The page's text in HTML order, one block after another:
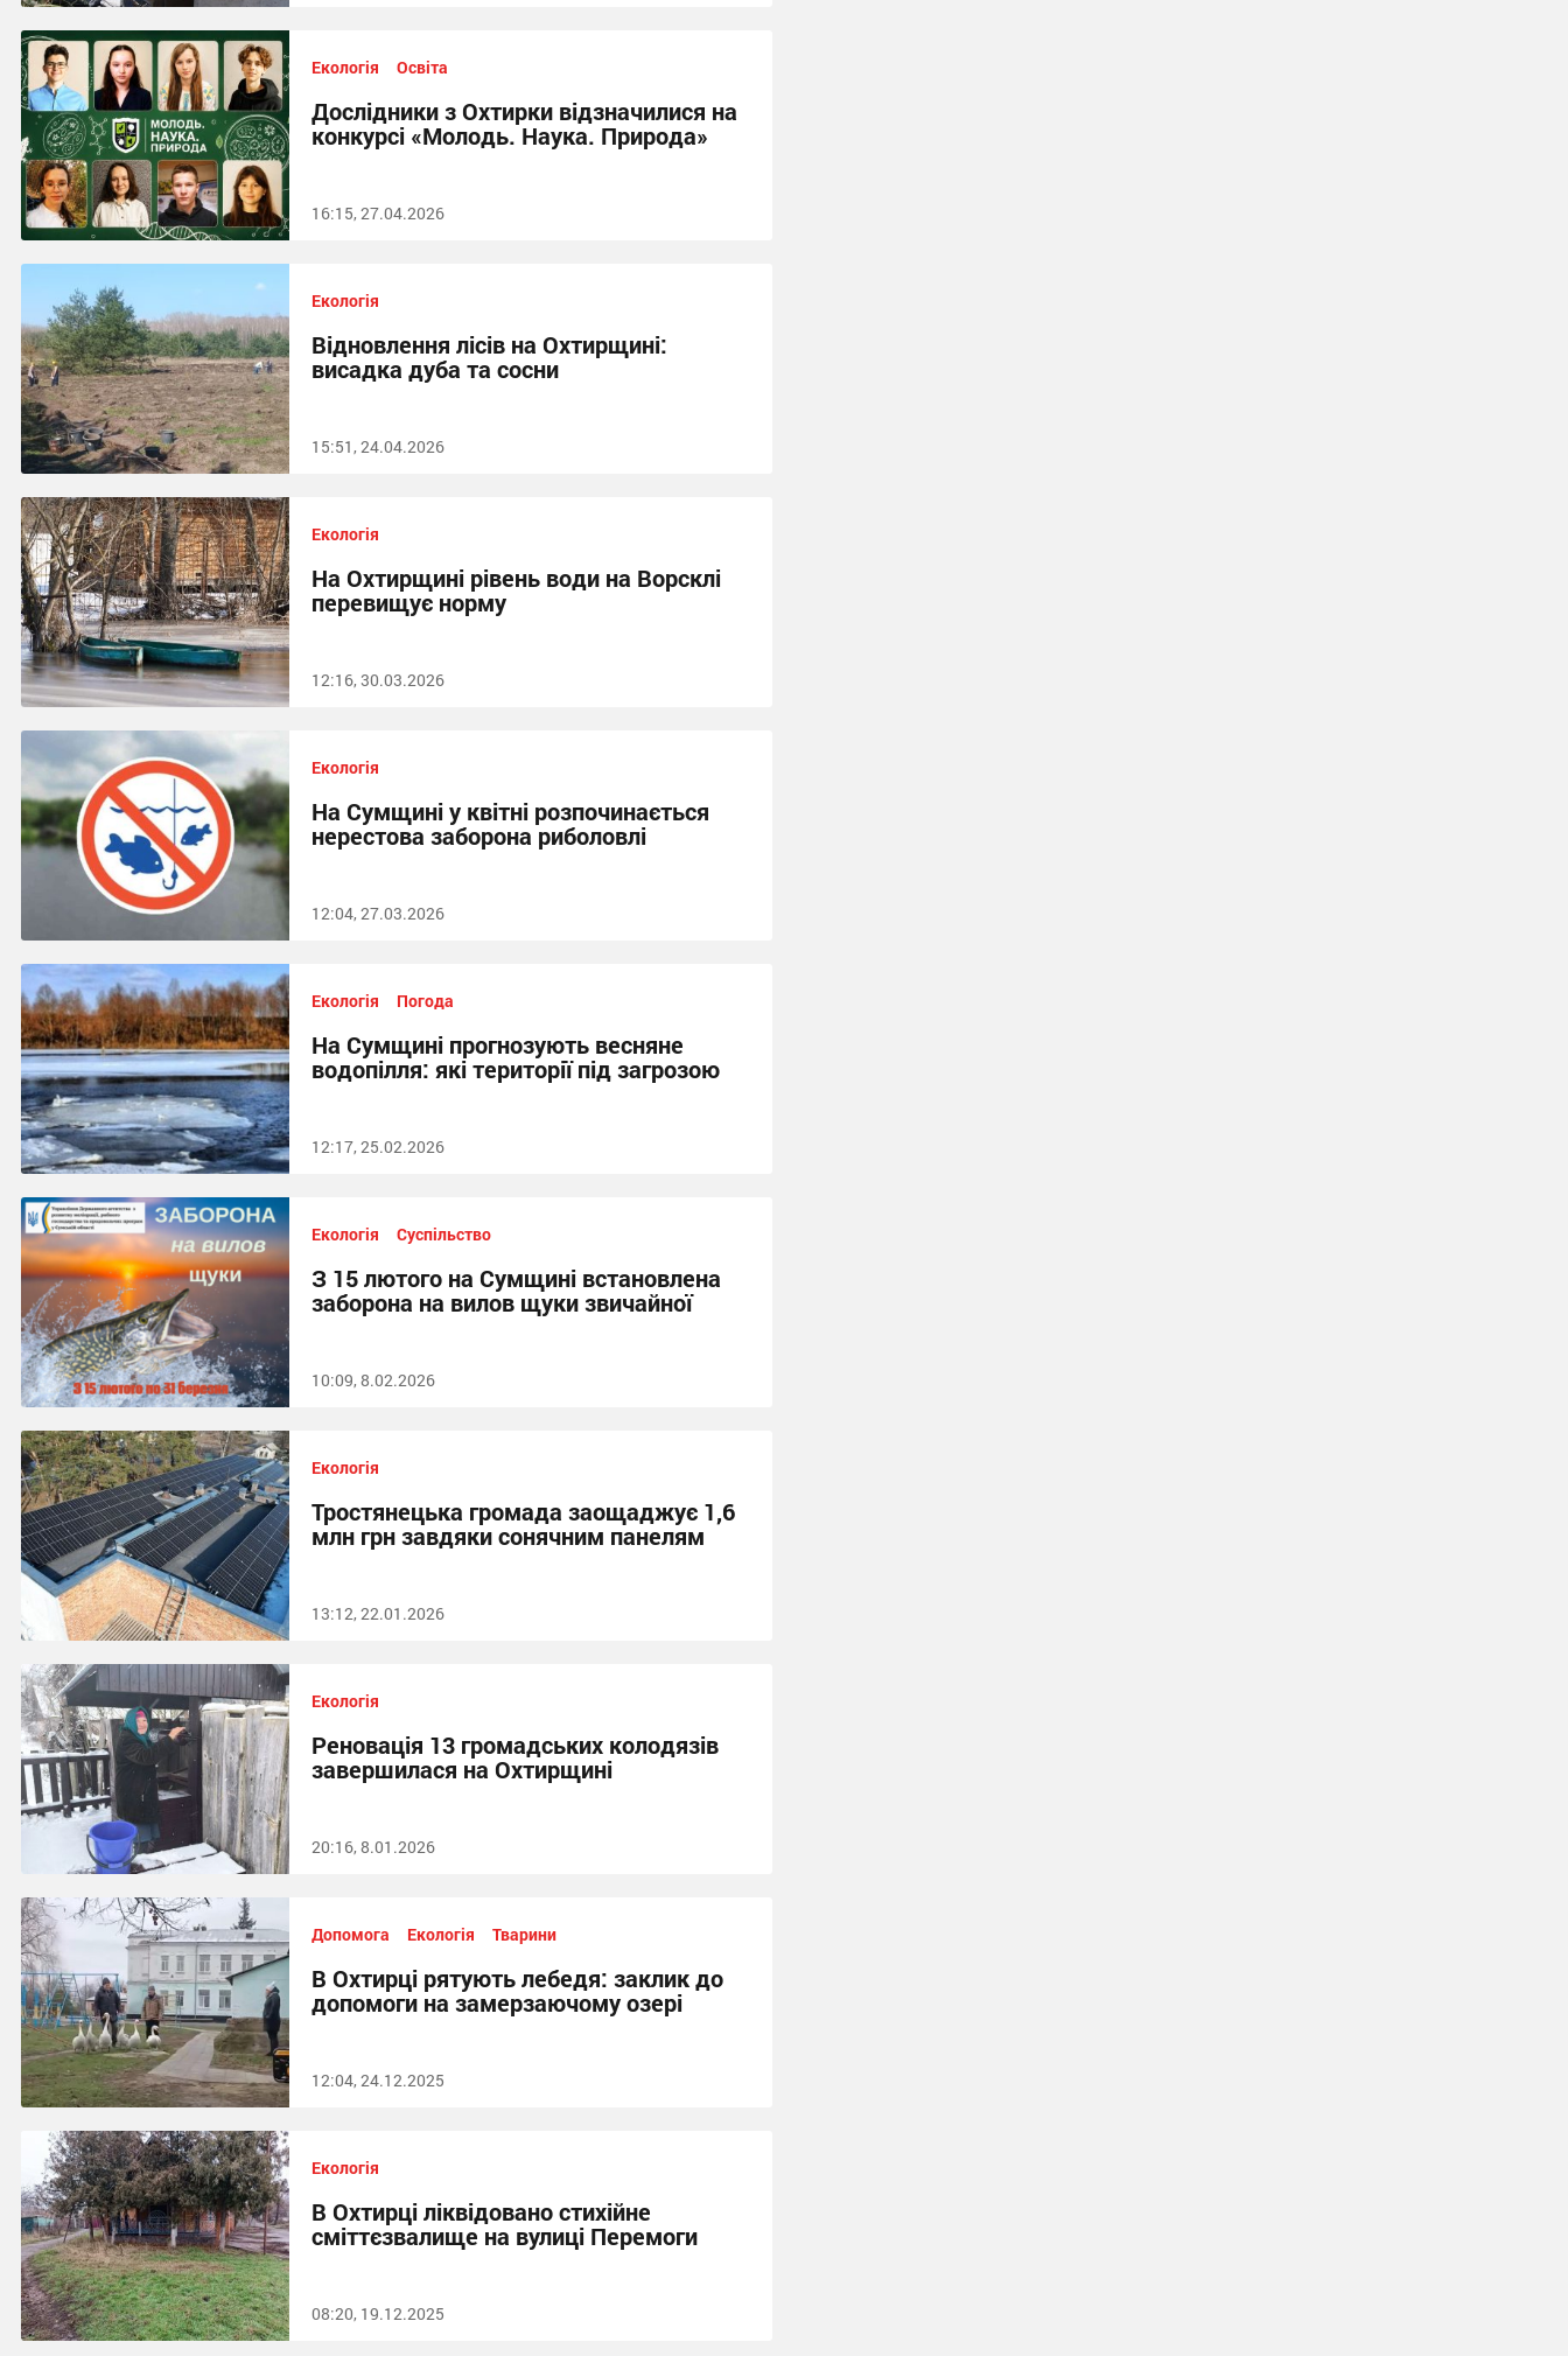
Екологія Освіта
Дослідники з Охтирки відзначилися на
конкурсі «Молодь. Наука. Природа»
16:15, 27.04.2026
Екологія
Відновлення лісів на Охтирщині:
висадка дуба та сосни
15:51, 24.04.2026
Екологія
На Охтирщині рівень води на Ворсклі
перевищує норму
12:16, 30.03.2026
Екологія
На Сумщині у квітні розпочинається
нерестова заборона риболовлі
12:04, 27.03.2026
Екологія Погода
На Сумщині прогнозують весняне
водопілля: які території під загрозою
12:17, 25.02.2026
Екологія Суспільство
З 15 лютого на Сумщині встановленa
заборона на вилов щуки звичайної
10:09, 8.02.2026
Екологія
Тростянецька громада заощаджує 1,6
млн грн завдяки сонячним панелям
13:12, 22.01.2026
Екологія
Реновація 13 громадських колодязів
завершилася на Охтирщині
20:16, 8.01.2026
Допомога Екологія Тварини
В Охтирці рятують лебедя: заклик до
допомоги на замерзаючому озері
12:04, 24.12.2025
Екологія
В Охтирці ліквідовано стихійне
сміттєзвалище на вулиці Перемоги
08:20, 19.12.2025